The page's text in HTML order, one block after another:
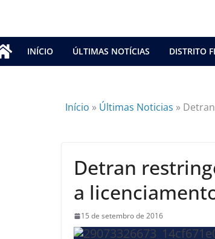
INÍCIO ÚLTIMAS NOTÍCIAS DISTRITO
Início » Últimas Noticias »
Detran
a
15 de setembro de 2016